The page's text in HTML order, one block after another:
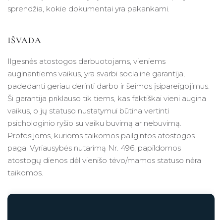
sprendžia, kokie dokumentai yra pakankami.
IŠVADA
Ilgesnės atostogos darbuotojams, vieniems
auginantiems vaikus, yra svarbi socialinė garantija,
padedanti geriau derinti darbo ir šeimos įsipareigojimus.
Ši garantija priklauso tik tiems, kas faktiškai vieni augina
vaikus, o jų statuso nustatymui būtina vertinti
psichologinio ryšio su vaiku buvimą ar nebuvimą.
Profesijoms, kurioms taikomos pailgintos atostogos
pagal Vyriausybės nutarimą Nr. 496, papildomos
atostogų dienos dėl vienišo tėvo/mamos statuso nėra
taikomos.